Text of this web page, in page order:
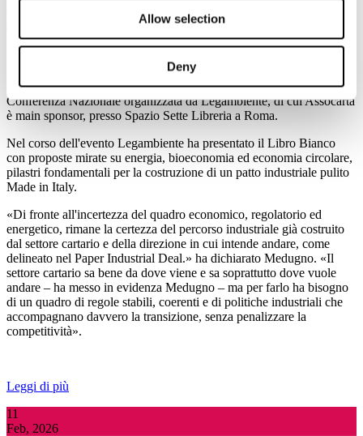
Allow selection
Deny
secondo il Paper Industrial Deal
Direttore Generale di Assocarta, alla terza edizione del Forum
"L'Italia in Cantiere. Un clean industrial deal made in Italy", la
Conferenza Nazionale organizzata da Legambiente, di cui Assocarta
è main sponsor, presso Spazio Sette Libreria a Roma.
Nel corso dell'evento Legambiente ha presentato il Libro Bianco
con proposte mirate su energia, bioeconomia ed economia circolare,
pilastri fondamentali per la costruzione di un patto industriale pulito
Made in Italy.
«Di fronte all'incertezza del quadro economico, regolatorio ed
energetico, rimane la certezza del percorso industriale già costruito
dal settore cartario e della direzione in cui intende andare, come
delineato nel Paper Industrial Deal.» ha dichiarato Medugno. «Il
settore cartario sa bene da dove viene e sa soprattutto dove vuole
andare – ha messo in evidenza Medugno – ma per farlo ha bisogno
di un quadro di regole stabili, coerenti e di politiche industriali che
accompagnano davvero la transizione, senza penalizzare la
competitività».
Leggi di più
11
Feb, 2026